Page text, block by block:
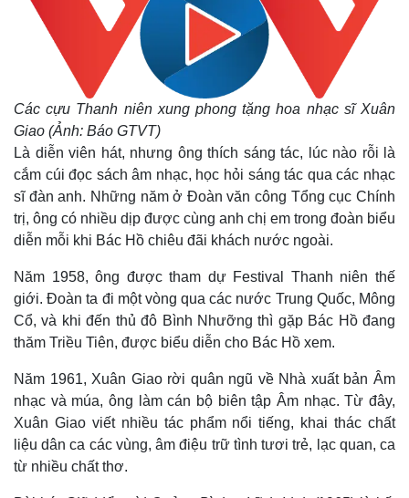
Pháp luật
Vụ án
Tin nóng
Quân sự - Quốc phòng
Vũ khí
Việt Nam
Các cựu Thanh niên xung phong tặng hoa nhạc sĩ Xuân
Giao (Ảnh: Báo GTVT)
Là diễn viên hát, nhưng ông thích sáng tác, lúc nào rỗi là
cắm cúi đọc sách âm nhạc, học hỏi sáng tác qua các nhạc
sĩ đàn anh. Những năm ở Đoàn văn công Tổng cục Chính
trị, ông có nhiều dịp được cùng anh chị em trong đoàn biểu
diễn mỗi khi Bác Hồ chiêu đãi khách nước ngoài.
Năm 1958, ông được tham dự Festival Thanh niên thế
giới. Đoàn ta đi một vòng qua các nước Trung Quốc, Mông
Cổ, và khi đến thủ đô Bình Nhưỡng thì gặp Bác Hồ đang
thăm Triều Tiên, được biểu diễn cho Bác Hồ xem.
Năm 1961, Xuân Giao rời quân ngũ về Nhà xuất bản Âm
nhạc và múa, ông làm cán bộ biên tập Âm nhạc. Từ đây,
Xuân Giao viết nhiều tác phẩm nổi tiếng, khai thác chất
liệu dân ca các vùng, âm điệu trữ tình tươi trẻ, lạc quan, ca
từ nhiều chất thơ.